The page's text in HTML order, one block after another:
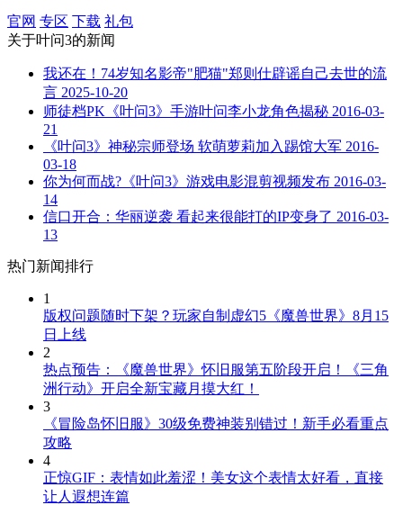
官网 专区 下载 礼包
关于叶问3的新闻
我还在！74岁知名影帝"肥猫"郑则仕辟谣自己去世的流
言 2025-10-20
师徒档PK《叶问3》手游叶问李小龙角色揭秘 2016-03-
21
《叶问3》神秘宗师登场 软萌萝莉加入踢馆大军 2016-
03-18
你为何而战?《叶问3》游戏电影混剪视频发布 2016-03-
14
信口开合：华丽逆袭 看起来很能打的IP变身了 2016-03-
13
热门新闻排行
1
版权问题随时下架？玩家自制虚幻5《魔兽世界》8月15
日上线
2
热点预告：《魔兽世界》怀旧服第五阶段开启！《三角
洲行动》开启全新宝藏月摸大红！
3
《冒险岛怀旧服》30级免费神装别错过！新手必看重点
攻略
4
正惊GIF：表情如此羞涩！美女这个表情太好看，直接
让人遐想连篇